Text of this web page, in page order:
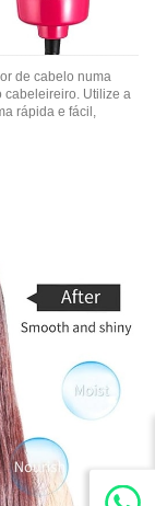
de cabelo numa
cabeleireiro. Utilize a
rápida e fácil,